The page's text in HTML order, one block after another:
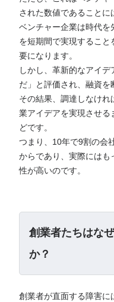
された数値であることに
ベンチャー企業は時代を
を短期間で実現するこ
要になります。
しかし、革新的なアイ
だ」と評価され、融資を
その結果、調達しなけ
業アイデアを実現させる
どです。
つまり、10年で9割の会
からであり、実際にはも
性が高いのです。
創業者たちはな
か？
創業者が直面する障害に